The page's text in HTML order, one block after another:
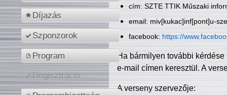
Díjazás
Szponzorok
Program
Regisztráció
cím: SZTE TTIK Műszaki
email: miv[kukac]inf[pont]u-
facebook: https://
Ha bármilyen további
e-mail címen keresztül. A
A verseny szervezője: